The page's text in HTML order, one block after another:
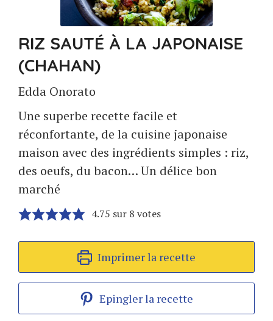
RIZ SAUTÉ À LA JAPONAISE
(CHAHAN)
Edda Onorato
Une superbe recette facile et
réconfortante, de la cuisine japonaise
maison avec des ingrédients simples : riz,
des oeufs, du bacon… Un délice bon
marché
4.75 sur 8 votes
Imprimer la recette
Epingler la recette